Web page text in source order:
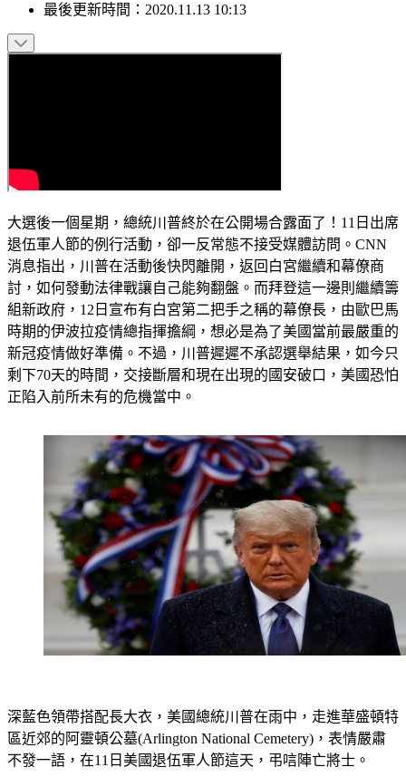
最後更新時間： 2020.11.13 10:13
大選後一個星期，總統川普終於在公開場合露面了！11日出席
退伍軍人節的例行活動，卻一反常態不接受媒體訪問。CNN
消息指出，川普在活動後快閃離開，返回白宮繼續和幕僚商
討，如何發動法律戰讓自己能夠翻盤。而拜登這一邊則繼續籌
組新政府，12日宣布有白宮第二把手之稱的幕僚長，由歐巴馬
時期的伊波拉疫情總指揮擔綱，想必是為了美國當前最嚴重的
新冠疫情做好準備。不過，川普遲遲不承認選舉結果，如今只
剩下70天的時間，交接斷層和現在出現的國安破口，美國恐怕
正陷入前所未有的危機當中。
深藍色領帶搭配長大衣，美國總統川普在雨中，走進華盛頓特
區近郊的阿靈頓公墓(Arlington National Cemetery)，表情嚴肅
不發一語，在11日美國退伍軍人節這天，弔唁陣亡將士。